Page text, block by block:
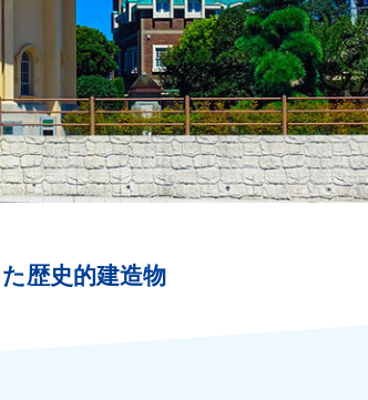
歴史的建造物